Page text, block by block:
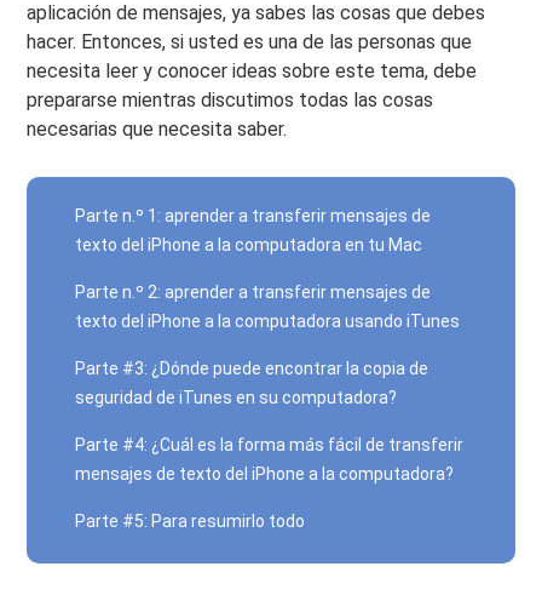
aplicación de mensajes, ya sabes las cosas que debes
hacer. Entonces, si usted es una de las personas que
necesita leer y conocer ideas sobre este tema, debe
prepararse mientras discutimos todas las cosas
necesarias que necesita saber.
Parte n.º 1: aprender a transferir mensajes de
texto del iPhone a la computadora en tu Mac
Parte n.º 2: aprender a transferir mensajes de
texto del iPhone a la computadora usando iTunes
Parte #3: ¿Dónde puede encontrar la copia de
seguridad de iTunes en su computadora?
Parte #4: ¿Cuál es la forma más fácil de transferir
mensajes de texto del iPhone a la computadora?
Parte #5: Para resumirlo todo